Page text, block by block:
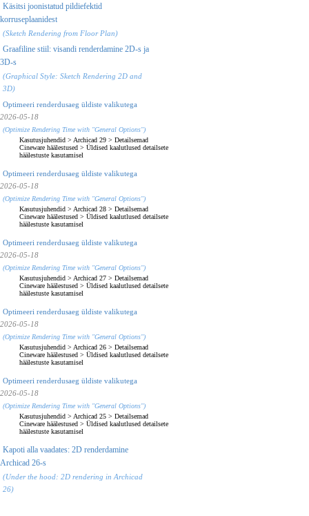
Käsitsi joonistatud pildiefektid
korruseplaanidest
(Sketch Rendering from Floor Plan)
Graafiline stiil: visandi renderdamine 2D-s ja
3D-s
(Graphical Style: Sketch Rendering 2D and
3D)
Optimeeri renderdusaeg üldiste valikutega
2026-05-18
(Optimize Rendering Time with "General Options")
Kasutusjuhendid > Archicad 29 > Detailsemad
Cineware häälestused > Üldised kaalutlused detailsete
häälestuste kasutamisel
Optimeeri renderdusaeg üldiste valikutega
2026-05-18
(Optimize Rendering Time with "General Options")
Kasutusjuhendid > Archicad 28 > Detailsemad
Cineware häälestused > Üldised kaalutlused detailsete
häälestuste kasutamisel
Optimeeri renderdusaeg üldiste valikutega
2026-05-18
(Optimize Rendering Time with "General Options")
Kasutusjuhendid > Archicad 27 > Detailsemad
Cineware häälestused > Üldised kaalutlused detailsete
häälestuste kasutamisel
Optimeeri renderdusaeg üldiste valikutega
2026-05-18
(Optimize Rendering Time with "General Options")
Kasutusjuhendid > Archicad 26 > Detailsemad
Cineware häälestused > Üldised kaalutlused detailsete
häälestuste kasutamisel
Optimeeri renderdusaeg üldiste valikutega
2026-05-18
(Optimize Rendering Time with "General Options")
Kasutusjuhendid > Archicad 25 > Detailsemad
Cineware häälestused > Üldised kaalutlused detailsete
häälestuste kasutamisel
Kapoti alla vaadates: 2D renderdamine
Archicad 26-s
(Under the hood: 2D rendering in Archicad
26)